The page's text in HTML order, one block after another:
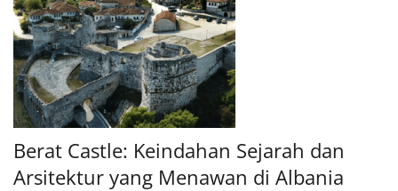
Berat Castle: Keindahan Sejarah dan
Arsitektur yang Menawan di Albania